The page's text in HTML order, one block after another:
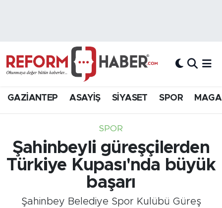
GAZİANTEP ASAYİŞ SİYASET SPOR
SPOR
Şahinbeyli güreşçilerden
Türkiye Kupası'nda büyük
başarı
Şahinbey Belediye Spor Kulübü Güreş
Hava Durumu
Süper Lig Puan Durumu ve Fikstür
Tüm Manşetler
Son Dakika Haberleri